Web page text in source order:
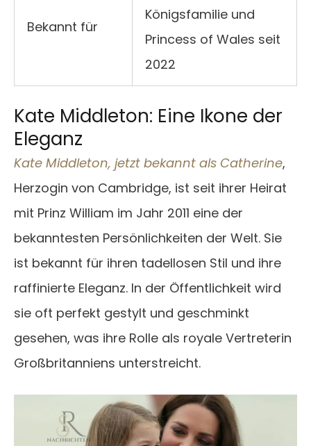
Bekannt für
Königsfamilie und
Princess of Wales seit
2022
Kate Middleton: Eine Ikone der
Eleganz
Kate Middleton, jetzt bekannt als Catherine,
Herzogin von Cambridge, ist seit ihrer Heirat
mit Prinz William im Jahr 2011 eine der
bekanntesten Persönlichkeiten der Welt. Sie
ist bekannt für ihren tadellosen Stil und ihre
raffinierte Eleganz. In der Öffentlichkeit wird
sie oft perfekt gestylt und geschminkt
gesehen, was ihre Rolle als royale Vertreterin
Großbritanniens unterstreicht.